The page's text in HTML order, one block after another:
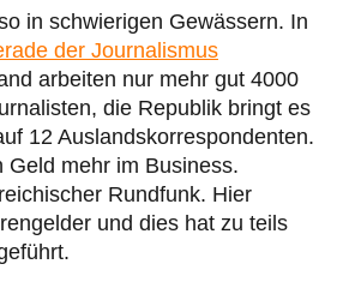
in schwierigen Gewässern. In
der Journalismus
arbeiten nur mehr gut 4000
die Republik bringt es
12 Auslandskorrespondenten.
Geld mehr im Business.
Rundfunk. Hier
und dies hat zu teils